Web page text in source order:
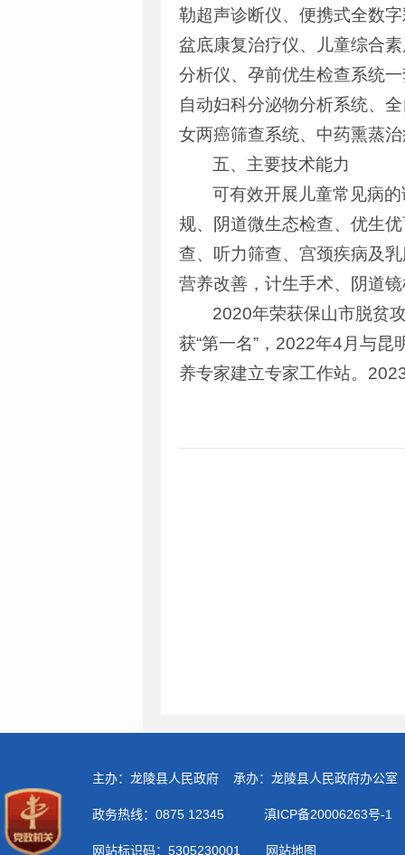
勒超声诊断仪、便携式全数
盆底康复治疗仪、儿童综合
分析仪、孕前优生检查系统
自动妇科分泌物分析系统、
女两癌筛查系统、中药熏蒸
五、主要技术能力
可有效开展儿童常见病
规、阴道微生态检查、优生
查、听力筛查、宫颈疾病及
营养改善，计生手术、阴道
2020年荣获保山市脱贫
获“第一名”，2022年4月与
养专家建立专家工作站。